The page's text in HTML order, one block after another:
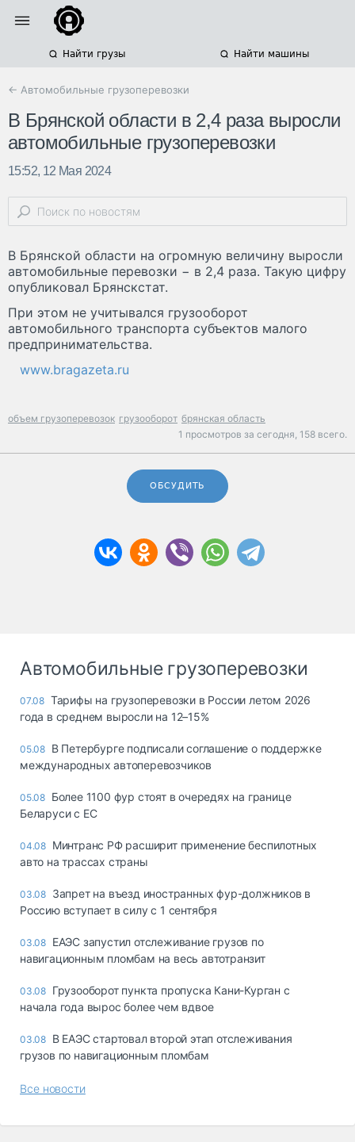
Найти грузы Найти машины
← Автомобильные грузоперевозки
В Брянской области в 2,4 раза выросли
автомобильные грузоперевозки
15:52, 12 Мая 2024
В Брянской области на огромную величину выросли
автомобильные перевозки − в 2,4 раза. Такую цифру
опубликовал Брянскстат.
При этом не учитывался грузооборот
автомобильного транспорта субъектов малого
предпринимательства.
www.bragazeta.ru
объем грузоперевозок грузооборот брянская область
1 просмотров за сегодня, 158 всего.
ОБСУДИТЬ
Автомобильные грузоперевозки
07.08 Тарифы на грузоперевозки в России летом 2026
года в среднем выросли на 12–15%
05.08 В Петербурге подписали соглашение о поддержке
международных автоперевозчиков
05.08 Более 1100 фур стоят в очередях на границе
Беларуси с ЕС
04.08 Минтранс РФ расширит применение беспилотных
авто на трассах страны
03.08 Запрет на въезд иностранных фур-должников в
Россию вступает в силу с 1 сентября
03.08 ЕАЭС запустил отслеживание грузов по
навигационным пломбам на весь автотранзит
03.08 Грузооборот пункта пропуска Кани-Курган с
начала года вырос более чем вдвое
03.08 В ЕАЭС стартовал второй этап отслеживания
грузов по навигационным пломбам
Все новости